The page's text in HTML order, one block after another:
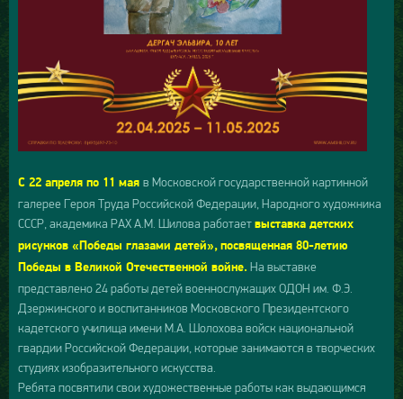
С 22 апреля по 11 мая в Московской государственной картинной
галерее Героя Труда Российской Федерации, Народного художника
СССР, академика РАХ А.М. Шилова работает выставка детских
рисунков «Победы глазами детей», посвященная 80-летию
Победы в Великой Отечественной войне. На выставке
представлено 24 работы детей военнослужащих ОДОН им. Ф.Э.
Дзержинского и воспитанников Московского Президентского
кадетского училища имени М.А. Шолохова войск национальной
гвардии Российской Федерации, которые занимаются в творческих
студиях изобразительного искусства.
Ребята посвятили свои художественные работы как выдающимся